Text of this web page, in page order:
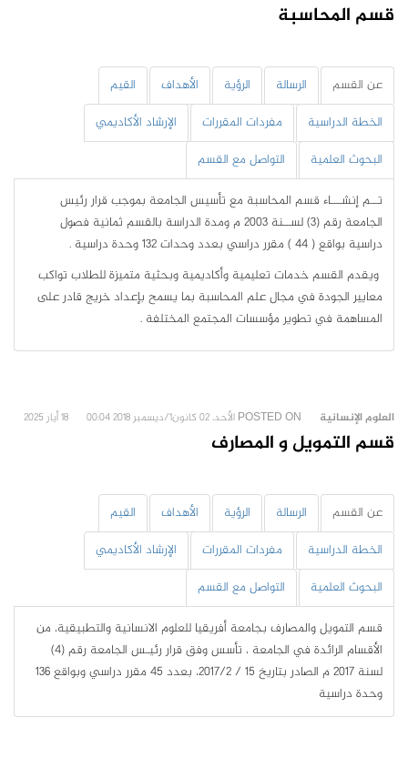
قسم المحاسبة
عن القسم الرسالة الرؤية الأهداف
القيم
الخطة الدراسية
مفردات المقررات
الإرشاد الأكاديمي
البحوث العلمية
التواصل مع القسم
تــم إنشـــاء قسم المحاسبة مع تأسيس الجامعة بموجب قرار رئيس
الجامعة رقم (3) لســنة 2003 م ومدة الدراسة بالقسم ثمانية فصول
دراسية بواقع ( 44 ) مقرر دراسي بعدد وحدات 132 وحدة دراسية .
ويقدم القسم خدمات تعليمية وأكاديمية وبحثية متميزة للطلاب تواكب
معايير الجودة في مجال علم المحاسبة بما يسمح بإعداد خريج قادر على
المساهمة في تطوير مؤسسات المجتمع المختلفة .
العلوم الإنسانية POSTED ON الأحد، 02 كانون1/ديسمبر 2018 00:04 18 أيار 2025
قسم التمويل و المصارف
عن القسم الرسالة الرؤية الأهداف
القيم
الخطة الدراسية
مفردات المقررات
الإرشاد الأكاديمي
البحوث العلمية
التواصل مع القسم
قسم التمويل والمصارف بجامعة أفريقيا للعلوم الانسانية والتطبيقية، من
الأقسام الرائدة في الجامعة ، تأسس وفق قرار رئيـس الجامعة رقم (4)
لسنة 2017 م الصادر بتاريخ 15 / 2017/2، بعدد 45 مقرر دراسي وبواقع 136
وحدة دراسية